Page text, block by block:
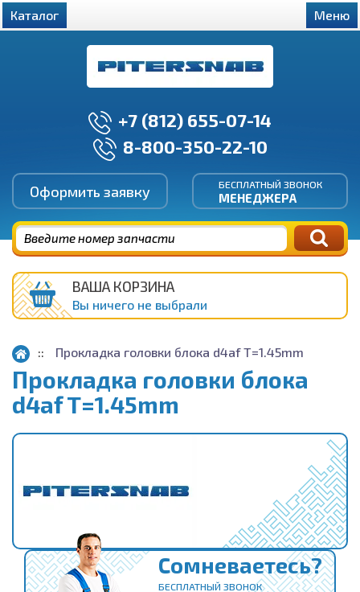
+7 (812) 655-07-14
8-800-350-22-10
Оформить заявку БЕСПЛАТНЫЙ ЗВОНОК
МЕНЕДЖЕРА
Каталог Меню
ВАША КОРЗИНА
Вы ничего не выбрали
Прокладка головки блока d4af T=1.45mm
Прокладка головки блока
d4af T=1.45mm
Сомневаетесь?
БЕСПЛАТНЫЙ ЗВОНОК